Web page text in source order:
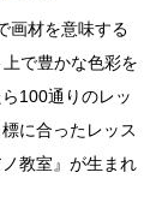
画材を意味する
で豊かな色彩を
100通りのレッ
に合ったレッス
教室』が生まれ